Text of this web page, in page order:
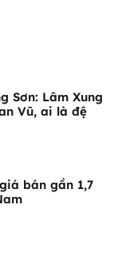
Sơn: Lâm Xung
Vũ, ai là đệ
bán gần 1,7